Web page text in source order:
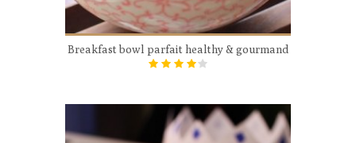
Breakfast bowl parfait healthy & gourmand